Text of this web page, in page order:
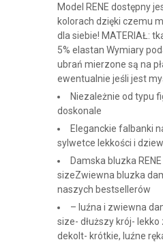
Model RENE dostępny
kolorach dzięki czemu
dla siebie! MATERIAŁ:
5% elastan Wymiary
ubrań mierzone są na
ewentualnie jeśli jest
Niezależnie od typu
doskonale
Eleganckie falbanki
sylwetce lekkości i
Damska bluzka
sizeZwiewna bluzka
naszych bestsellerów
– luźna i zwiewna
size- dłuższy krój-
dekolt- krótkie, luźne